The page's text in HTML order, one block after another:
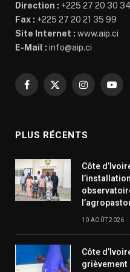
Direction : +225 27 20 30
Fax : +225 27 20 21 35 99
Site Internet : www.aip.ci
E-Mail : info@aip.ci
Facebook
X
Instagram
PLUS RÉCENTS
Côte
10 AOÛT 2026
Côte
grièvement